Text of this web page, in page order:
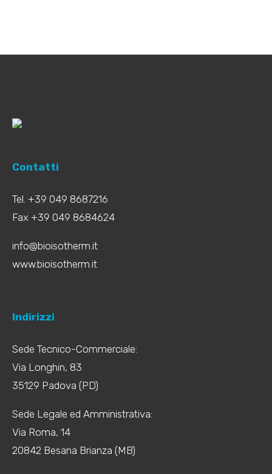
Contatti
Tel. +39 049 8687216
Fax +39 049 8684624
info@bioisotherm.it
www.bioisotherm.it
Indirizzi
Sede Tecnico-Commerciale:
Via Longhin, 83
35129 Padova (PD)
Sede Legale ed Amministrativa:
Via Roma, 14
20842 Besana Brianza (MB)